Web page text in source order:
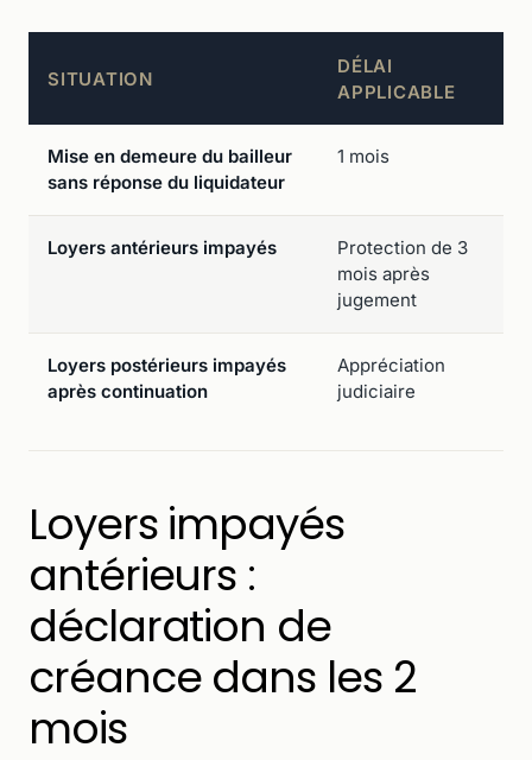
SITUATION
DÉLAI
APPLICABLE
Mise en demeure du bailleur
sans réponse du liquidateur
1 mois
Loyers antérieurs impayés
Protection de 3
mois après
jugement
Loyers postérieurs impayés
après continuation
Appréciation
judiciaire
Loyers impayés
antérieurs :
déclaration de
créance dans les 2
mois